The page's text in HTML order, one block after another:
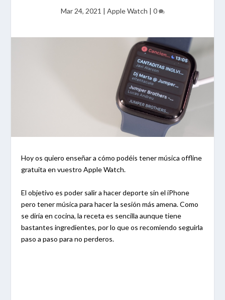
Mar 24, 2021 | Apple Watch | 0
Hoy os quiero enseñar a cómo podéis tener música offline
gratuita en vuestro Apple Watch.
El objetivo es poder salir a hacer deporte sin el iPhone
pero tener música para hacer la sesión más amena. Como
se diría en cocina, la receta es sencilla aunque tiene
bastantes ingredientes, por lo que os recomiendo seguirla
paso a paso para no perderos.